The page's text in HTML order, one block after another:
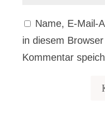
Name, E-Mail-
in diesem
Kommentar